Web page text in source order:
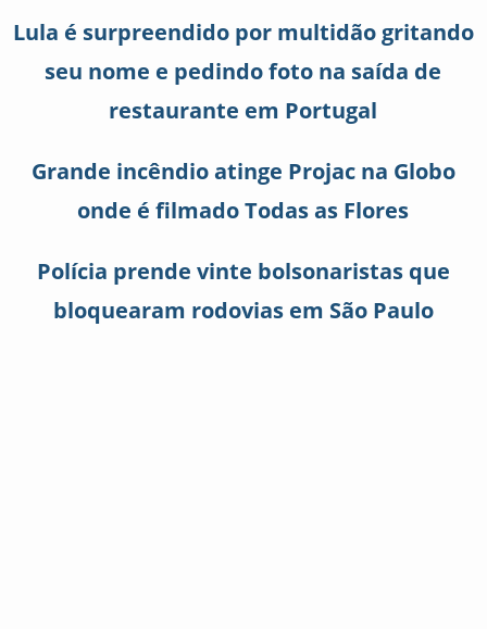
Lula é surpreendido por multidão gritando
seu nome e pedindo foto na saída de
restaurante em Portugal
Grande incêndio atinge Projac na Globo
onde é filmado Todas as Flores
Polícia prende vinte bolsonaristas que
bloquearam rodovias em São Paulo